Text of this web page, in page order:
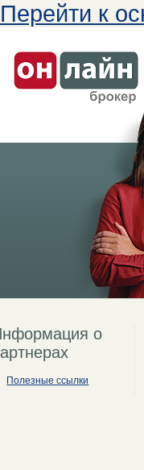
Перейти к
о
Полезные ссылки